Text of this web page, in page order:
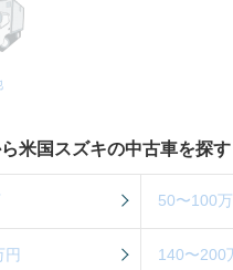
米国スズキの中古車を探す
50〜100
140〜200